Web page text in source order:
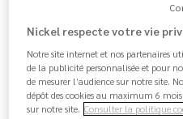
Lancement
Conformément à ses
Nickel respecte votre vie
Notre site internet et nos partenaires
de la publicité personnalisée et pour
de mesurer l’audience sur notre site.
dépôt des cookies au maximum 6
sur notre site. Consulter la politique